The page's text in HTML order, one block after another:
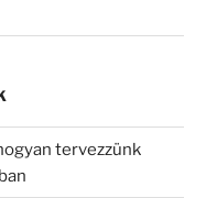
tervezzünk